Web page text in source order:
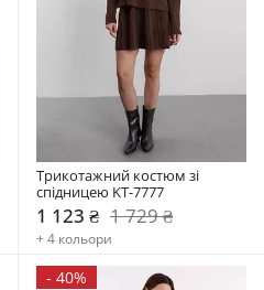
Трикотажний костюм зі
спідницею KT-7777
1 123 ₴ 1 729 ₴
+ 4 кольори
- 40%